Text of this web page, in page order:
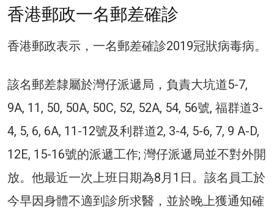
香港郵政一名郵差確診
香港郵政表示，一名郵差確診2019冠狀病毒病。
該名郵差隸屬於灣仔派遞局，負責大坑道5-7,
9A, 11, 50, 50A, 50C, 52, 52A, 54, 56號, 福群道3-
4, 5, 6, 6A, 11-12號及利群道2, 3-4, 5-6, 7, 9 A-D,
12E, 15-16號的派遞工作; 灣仔派遞局並不對外開
放。他最近一次上班日期為8月1日。該名員工於
今早因身體不適到診所求醫，並於晚上獲通知確